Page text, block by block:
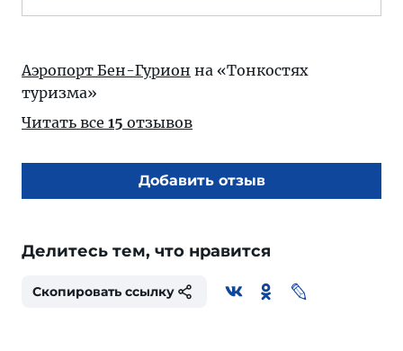
Аэропорт Бен-Гурион на «Тонкостях
туризма»
Читать все 15 отзывов
Добавить отзыв
Делитесь тем, что нравится
Скопировать ссылку